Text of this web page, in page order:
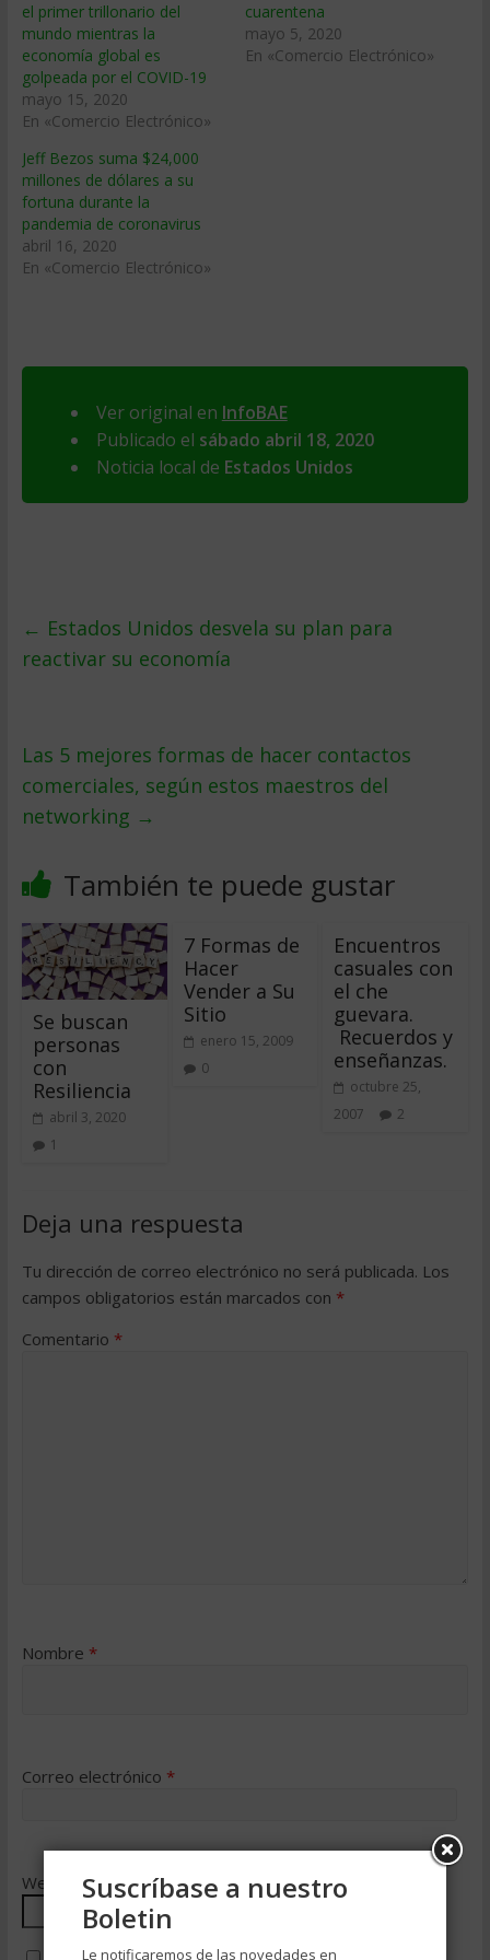
el primer trillonario del
mundo mientras la
economía global es
golpeada por el COVID-19
mayo 15, 2020
En «Comercio Electrónico»
cuarentena
mayo 5, 2020
En «Comercio Electrónico»
Jeff Bezos suma $24,000
millones de dólares a su
fortuna durante la
pandemia de coronavirus
abril 16, 2020
En «Comercio Electrónico»
Ver original en InfoBAE
Publicado el sábado abril 18, 2020
Noticia local de Estados Unidos
← Estados Unidos desvela su plan para
reactivar su economía
Las 5 mejores formas de hacer contactos
comerciales, según estos maestros del
networking →
También te puede gustar
Se buscan
personas
con
Resiliencia
abril 3, 2020
1
7 Formas de
Hacer
Vender a Su
Sitio
enero 15, 2009
0
Encuentros
casuales con
el che
guevara.
Recuerdos y
enseñanzas.
octubre 25,
2007
2
Deja una respuesta
Tu dirección de correo electrónico no será publicada. Los
campos obligatorios están marcados con *
Comentario *
Nombre *
Correo electrónico *
Web
Suscríbase a nuestro
Boletin
Le notificaremos de las novedades en